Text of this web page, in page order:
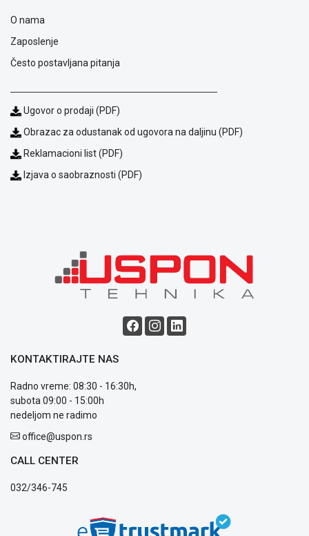
Blog
Način
plaćanja
Isporuka
Podrška
Opšti
o
Provera
garancije
OUTLET
Kontakt
KREDIT
O nama
Zaposlenje
Često postavljana pitanja
Ugovor o prodaji (PDF)
Obrazac za odustanak od ugovora na daljinu (PDF)
Reklamacioni list (PDF)
Izjava o saobraznosti (PDF)
KONTAKTIRAJTE NAS
Radno vreme: 08:30 - 16:30h,
subota 09:00 - 15:00h
nedeljom ne radimo
office@uspon.rs
CALL CENTER
032/346-745